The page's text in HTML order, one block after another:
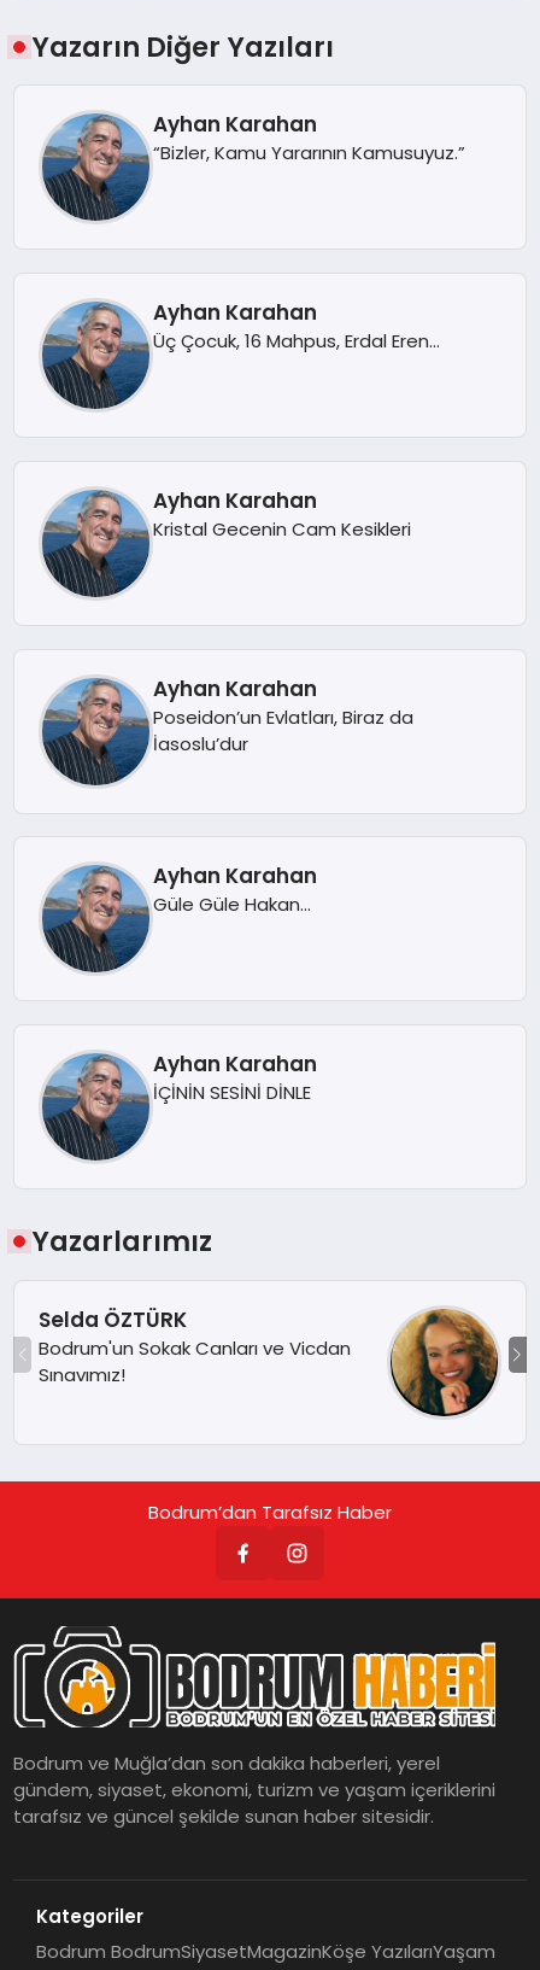
Yazarın Diğer Yazıları
Ayhan Karahan
“Bizler, Kamu Yararının Kamusuyuz.”
Ayhan Karahan
Üç Çocuk, 16 Mahpus, Erdal Eren…
Ayhan Karahan
Kristal Gecenin Cam Kesikleri
Ayhan Karahan
Poseidon’un Evlatları, Biraz da
İasoslu’dur
Ayhan Karahan
Güle Güle Hakan…
Ayhan Karahan
İÇİNİN SESİNİ DİNLE
Yazarlarımız
Selda ÖZTÜRK
Bodrum'un Sokak Canları ve Vicdan
Sınavımız!
Bodrum’dan Tarafsız Haber
Bodrum ve Muğla’dan son dakika haberleri, yerel
gündem, siyaset, ekonomi, turizm ve yaşam içeriklerini
tarafsız ve güncel şekilde sunan haber sitesidir.
Kategoriler
Bodrum BodrumSiyasetMagazinKöşe YazılarıYaşam